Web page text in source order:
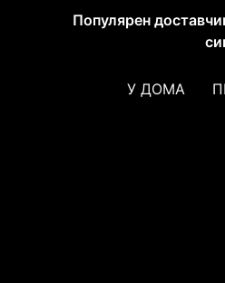
Популярен
У ДОМА